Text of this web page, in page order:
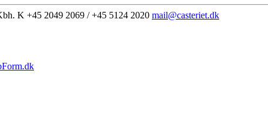
K +45 2049 2069 / +45 5124 2020 mail@casteriet.dk